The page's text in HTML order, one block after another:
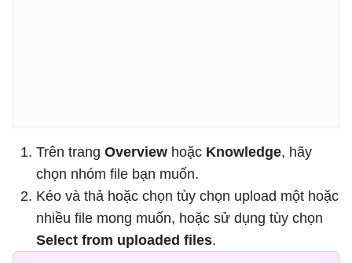
Trên trang Overview hoặc Knowledge, hãy
chọn nhóm file bạn muốn.
Kéo và thả hoặc chọn tùy chọn upload một hoặc
nhiều file mong muốn, hoặc sử dụng tùy chọn
Select from uploaded files.